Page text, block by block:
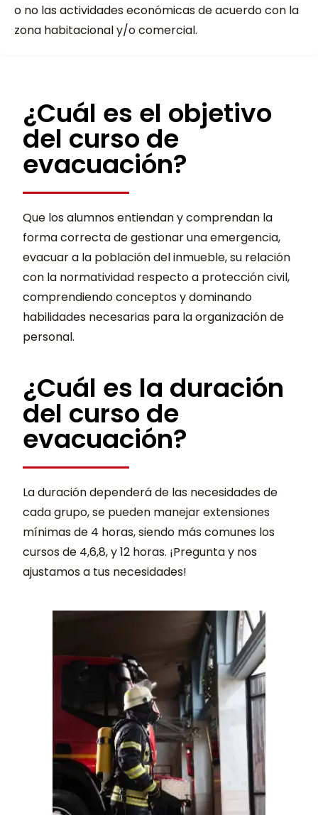
o no las actividades económicas de acuerdo con la
zona habitacional y/o comercial.
¿Cuál es el objetivo
del curso de
evacuación?
Que los alumnos entiendan y comprendan la
forma correcta de gestionar una emergencia,
evacuar a la población del inmueble, su relación
con la normatividad respecto a protección civil,
comprendiendo conceptos y dominando
habilidades necesarias para la organización de
personal.
¿Cuál es la duración
del curso de
evacuación?
La duración dependerá de las necesidades de
cada grupo, se pueden manejar extensiones
mínimas de 4 horas, siendo más comunes los
cursos de 4,6,8, y 12 horas. ¡Pregunta y nos
ajustamos a tus necesidades!